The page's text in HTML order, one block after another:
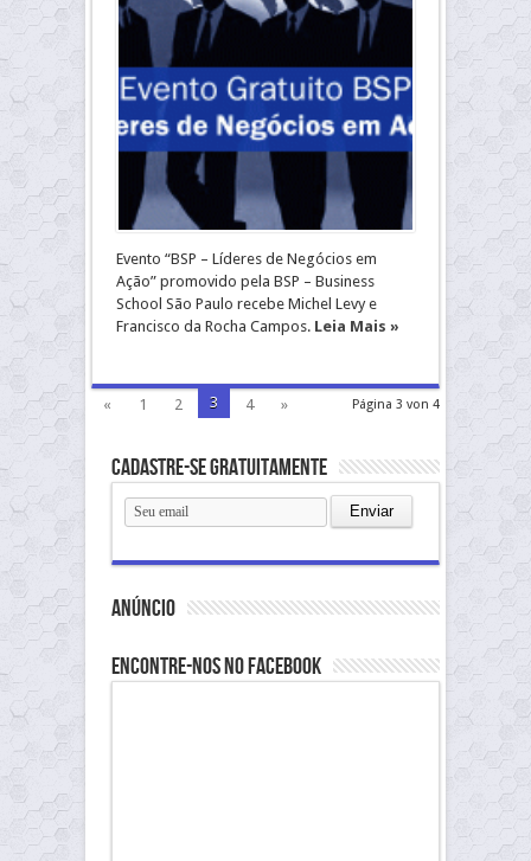
Evento “BSP – Líderes de Negócios em
Ação” promovido pela BSP – Business
School São Paulo recebe Michel Levy e
Francisco da Rocha Campos. Leia Mais »
Página 3 von 4
« 1 2 3 4 »
Cadastre-se gratuitamente
anúncio
Encontre-nos no Facebook